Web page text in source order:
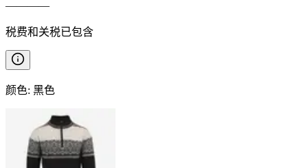
————
税费和关税已包含
颜色: 黑色